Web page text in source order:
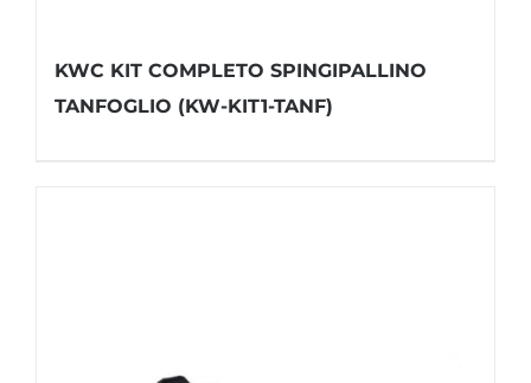
KWC KIT COMPLETO SPINGIPALLINO
TANFOGLIO (KW-KIT1-TANF)